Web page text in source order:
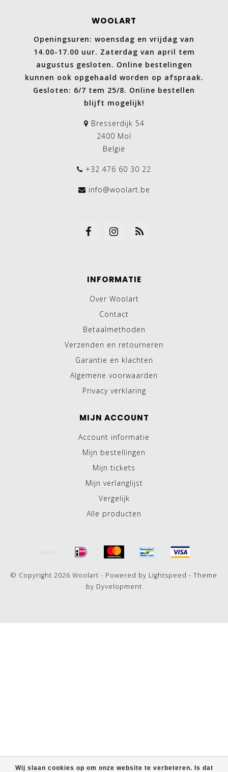
Wij slaan cookies op om onze website te verbeteren. Is dat
WOOLART
Openingsuren: woensdag en vrijdag van
14.00-17.00 uur. Zaterdag van april tem
augustus gesloten. Online bestelingen
kunnen ook opgehaald worden op afspraak.
Gesloten: 6/7 tem 25/8. Online bestellen
blijft mogelijk!
Bresserdijk 54
2400 Mol
België
+32 476 60 30 22
info@woolart.be
INFORMATIE
Over Woolart
Contact
Betaalmethoden
Verzenden en retourneren
Garantie en klachten
Algemene voorwaarden
Privacy verklaring
MIJN ACCOUNT
Account informatie
Mijn bestellingen
Mijn tickets
Mijn verlanglijst
Vergelijk
Alle producten
© Copyright 2026 Woolart - Powered by Lightspeed - Theme
by Dyvelopment